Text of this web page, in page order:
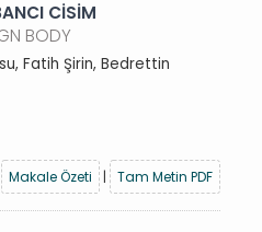
CİSİM
BODY
Fatih Şirin, Bedrettin
Makale Özeti
| Tam Metin PDF